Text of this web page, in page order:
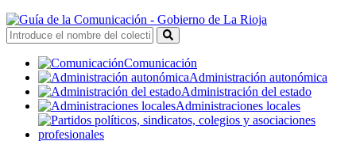
Comunicación
Administración autonómica
Administración del estado
Administraciones locales